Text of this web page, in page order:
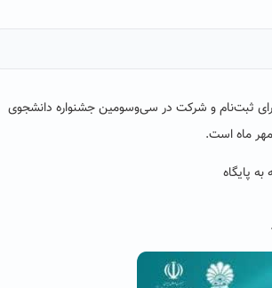
برای ثبت‌نام و شرکت در سی‌و‌سومین جشنواره دانشجوی
پایگاه